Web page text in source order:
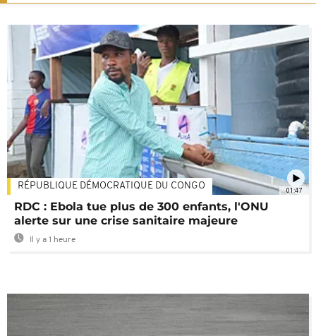
01:47
RÉPUBLIQUE DÉMOCRATIQUE DU CONGO
RDC : Ebola tue plus de 300 enfants, l'ONU
alerte sur une crise sanitaire majeure
Il y a 1 heure